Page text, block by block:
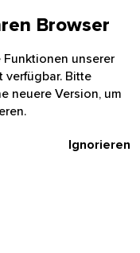
Browser
unserer
verfügbar. Bitte
neuere Version, um
Ignorieren